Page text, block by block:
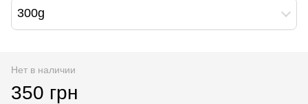
300g
Нет в наличии
350 грн